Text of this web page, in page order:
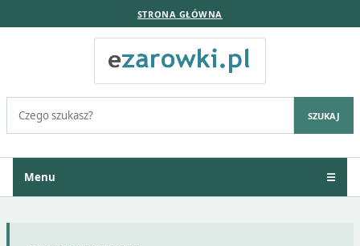
STRONA GŁÓWNA
SZUKAJ
Menu ☰